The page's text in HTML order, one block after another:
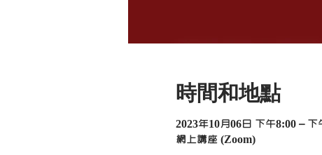
時間和地點
2023年10月06日 下午8:00 – 下
網上講座 (Zoom)